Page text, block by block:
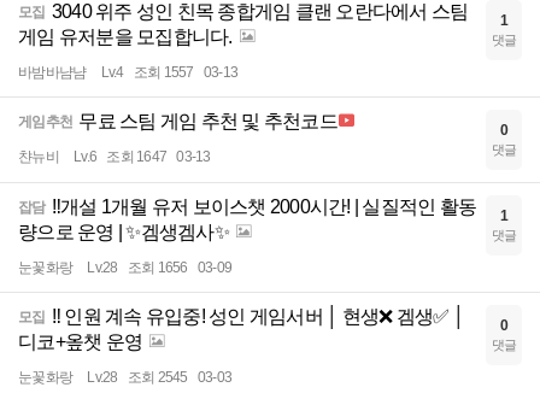
모집 3040 위주 성인 친목 종합게임 클랜 오란다에서 스팀
게임 유저분을 모집합니다.
바밤바냠냠 Lv.4 조회 1557 03-13
1
댓글
게임추천 무료 스팀 게임 추천 및 추천코드
챤뉴비 Lv.6 조회 1647 03-13
0
댓글
잡담 ‼️개설 1개월 유저 보이스챗 2000시간! | 실질적인 활동
량으로 운영 | ✨겜생겜사✨
눈꽃화랑 Lv.28 조회 1656 03-09
1
댓글
모집 ‼️ 인원 계속 유입중! 성인 게임서버 │ 현생❌ 겜생✅ │
디코+옾챗 운영
눈꽃화랑 Lv.28 조회 2545 03-03
0
댓글